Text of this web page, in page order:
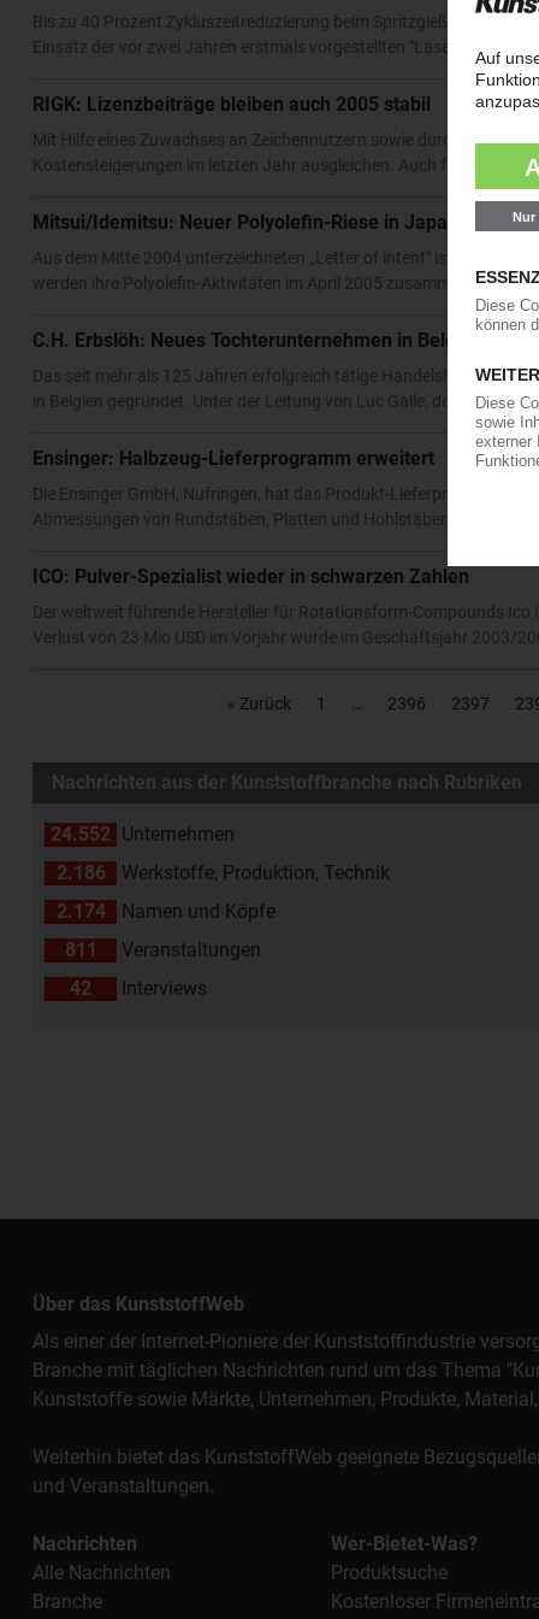
Bis zu 40 Prozent Zykluszeitreduzierung beim Spritzgießen
Einsatz der vor zwei Jahren erstmals vorgestellten "Laser Cusing"-
RIGK: Lizenzbeiträge bleiben auch 2005 stabil
Mit Hilfe eines Zuwachses an Zeichennutzern sowie durch
Kostensteigerungen im letzten Jahr ausgleichen. Auch für 2005
Mitsui/Idemitsu: Neuer Polyolefin-Riese in Japan
Aus dem Mitte 2004 unterzeichneten „Letter of intent" ist Realität
werden ihre Polyolefin-Aktivitäten im April 2005 zusammenlegen.
C.H. Erbslöh: Neues Tochterunternehmen in Belgien
Das seit mehr als 125 Jahren erfolgreich tätige Handelshaus C. H.
in Belgien gegründet. Unter der Leitung von Luc Galle, der rund 25
Ensinger: Halbzeug-Lieferprogramm erweitert
Die Ensinger GmbH, Nufringen, hat das Produkt-Lieferprogramm
Abmessungen von Rundstäben, Platten und Hohlstäben sind nun
ICO: Pulver-Spezialist wieder in schwarzen Zahlen
Der weltweit führende Hersteller für Rotationsform-Compounds
Verlust von 23 Mio USD im Vorjahr wurde im Geschäftsjahr 2003/
« Zurück 1 2396 2397
Nachrichten aus der Kunststoffbranche nach Rubriken
24.552 Unternehmen
2.186
Werkstoffe, Produktion, Technik
2.174
Namen und Köpfe
811
Veranstaltungen
42
Interviews
Über das KunststoffWeb
Als einer der Internet-Pioniere der Kunststoffindustrie
Branche mit täglichen Nachrichten rund um das Thema
Kunststoffe sowie Märkte, Unternehmen, Produkte,
Weiterhin bietet das KunststoffWeb geeignete
und Veranstaltungen.
Nachrichten
Alle Nachrichten
Branche
Wer-Bietet-Was?
Produktsuche
Kostenloser